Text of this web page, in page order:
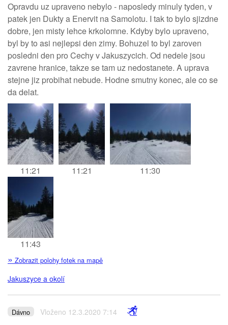
Opravdu uz upraveno nebylo - naposledy minuly tyden, v
patek jen Dukty a Enervit na Samolotu. I tak to bylo sjizdne
dobre, jen misty lehce krkolomne. Kdyby bylo upraveno,
byl by to asi nejlepsi den zimy. Bohuzel to byl zaroven
posledni den pro Cechy v Jakuszycich. Od nedele jsou
zavrene hranice, takze se tam uz nedostanete. A uprava
stejne jiz probihat nebude. Hodne smutny konec, ale co se
da delat.
11:21 11:21 11:30
11:43
» Zobrazit polohy fotek na mapě
Jakuszyce a okolí
Dávno Vloženo 12.3.2020 7:14